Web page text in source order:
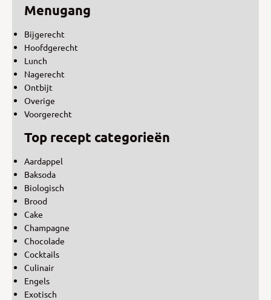
Menugang
Bijgerecht
Hoofdgerecht
Lunch
Nagerecht
Ontbijt
Overige
Voorgerecht
Top recept categorieën
Aardappel
Baksoda
Biologisch
Brood
Cake
Champagne
Chocolade
Cocktails
Culinair
Engels
Exotisch